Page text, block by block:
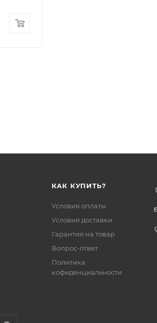
КАК КУПИТЬ?
Условия оплаты
Условия доставки
Гарантия на товар
Вопрос-ответ
Политика
кофиденциальности